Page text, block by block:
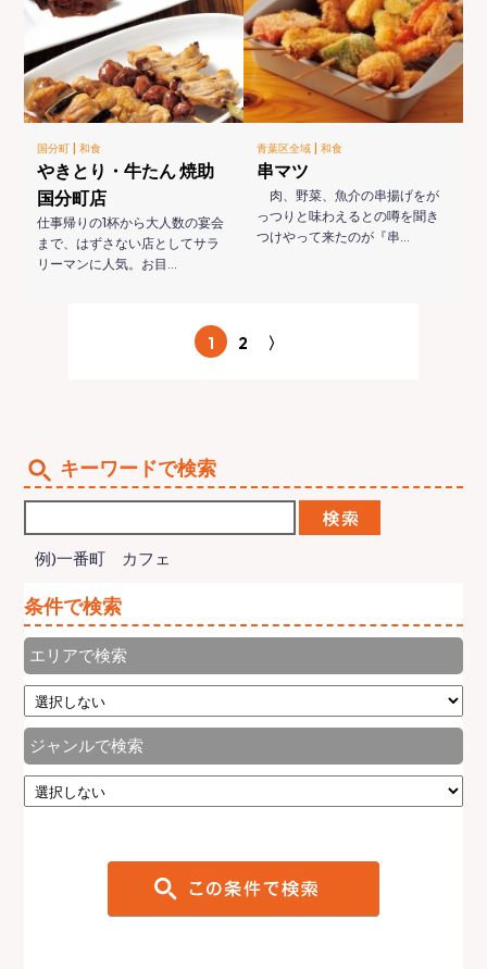
国分町 |和食
やきとり・牛たん 焼助
国分町店
仕事帰りの1杯から大人数の宴会
まで、はずさない店としてサラ
リーマンに人気。お目…
青葉区全域 | 和食
串マツ
肉、野菜、魚介の串揚げをが
っつりと味わえるとの噂を聞き
つけやって来たのが『串…
1 2 〉
キーワードで検索
例)一番町 カフェ
条件で検索
エリアで検索
ジャンルで検索